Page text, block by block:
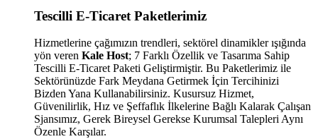
Tescilli E-Ticaret Paketlerimiz
Hizmetlerine çağımızın trendleri, sektörel dinamikler ışığında
yön veren Kale Host; 7 Farklı Özellik ve Tasarıma Sahip
Tescilli E-Ticaret Paketi Geliştirmiştir. Bu Paketlerimiz ile
Sektörünüzde Fark Meydana Getirmek İçin Tercihinizi
Bizden Yana Kullanabilirsiniz. Kusursuz Hizmet,
Güvenilirlik, Hız ve Şeffaflık İlkelerine Bağlı Kalarak Çalışan
Sjansımız, Gerek Bireysel Gerekse Kurumsal Talepleri Aynı
Özenle Karşılar.